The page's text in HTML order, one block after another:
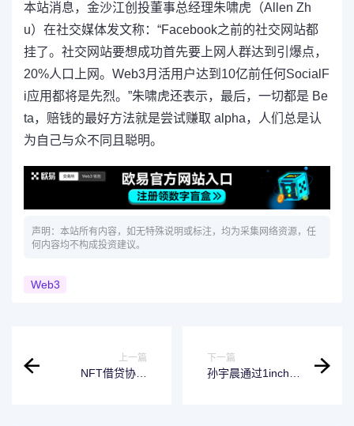
本站消息，金沙江创投董事总经理朱啸虎（Allen Zh
u）在社交媒体发文称：“Facebook之前的社交网站都
挂了。社交网站要想成功首先要上网人群达到引爆点，
20%人口上网。Web3月活用户达到10亿前任何SocialF
i应用都将是先烈。”朱啸虎还表示，最后，一切都是 Be
ta，赔钱的最好方法就是尝试赚取 alpha，人们总是认
为自己与众不同且聪明。
声明：本站所有内容，如无特殊说明或标注，均为采集网络资源，任
何内容均不构成投资建议。
Web3
上一篇
NFT借贷协议
下一篇
孙宇晨通过1inch